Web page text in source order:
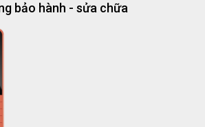
bảo hành - sửa chữa